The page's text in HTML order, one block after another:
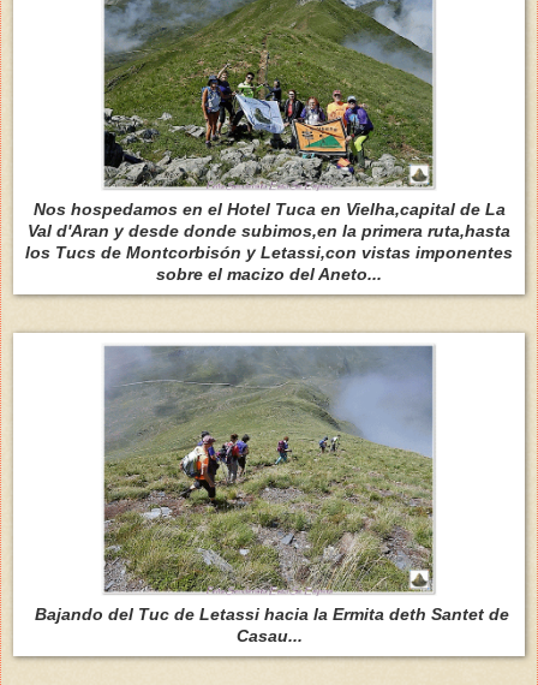
Nos hospedamos en el Hotel Tuca en Vielha,capital de La
Val d'Aran y desde donde subimos,en la primera ruta,hasta
los Tucs de Montcorbisón y Letassi,con vistas imponentes
sobre el macizo del Aneto...
Bajando del Tuc de Letassi hacia la Ermita deth Santet de
Casau...